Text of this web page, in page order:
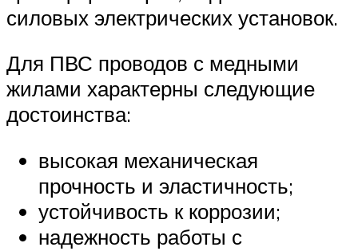
силовых электрических установок.
Для ПВС проводов с медными
жилами характерны следующие
достоинства:
высокая механическая
прочность и эластичность;
устойчивость к коррозии;
надежность работы с